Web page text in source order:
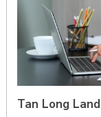
Tan Long Land